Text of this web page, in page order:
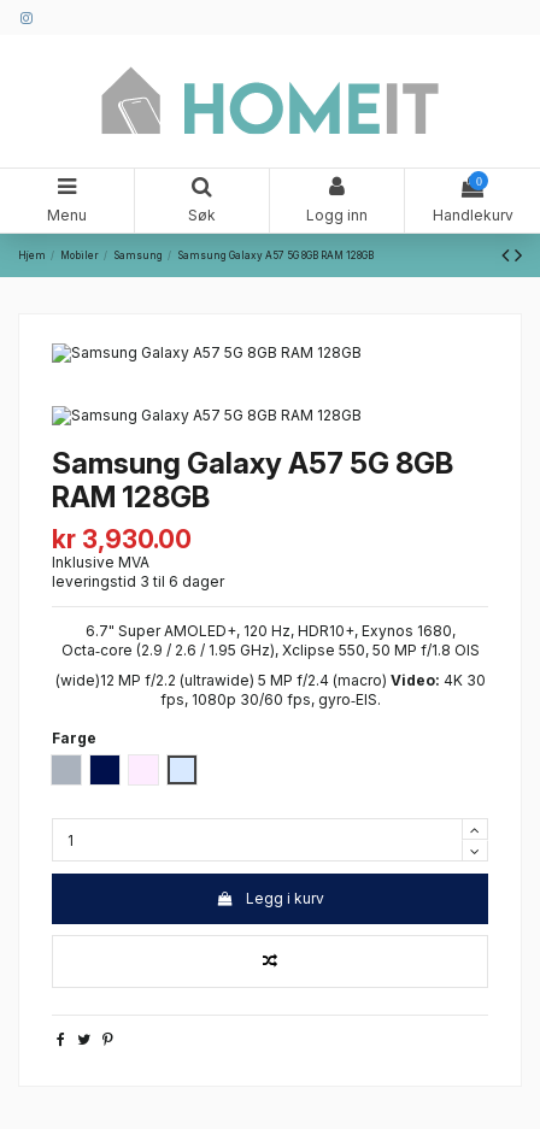
Menu Søk Logg inn
0
Handlekurv
Hjem Mobiler Samsung Samsung Galaxy A57 5G 8GB RAM 128GB
Samsung Galaxy A57 5G 8GB
RAM 128GB
kr 3,930.00
Inklusive MVA
leveringstid 3 til 6 dager
6.7" Super AMOLED+, 120 Hz, HDR10+, Exynos 1680,
Octa‑core (2.9 / 2.6 / 1.95 GHz), Xclipse 550, 50 MP f/1.8 OIS
(wide)12 MP f/2.2 (ultrawide) 5 MP f/2.4 (macro) Video: 4K 30
fps, 1080p 30/60 fps, gyro‑EIS.
Farge
Legg i kurv